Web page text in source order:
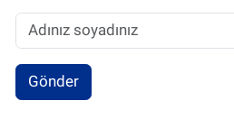
Gönder